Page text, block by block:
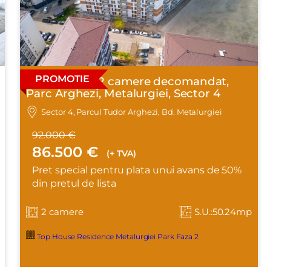
PROMOTIE
Apartament 2 camere decomandat,
Parc Arghezi, Metalurgiei, Sector 4
Sector 4, Parcul Tudor Arghezi, Bd. Metalurgiei
92.000 €
86.500 € (+ TVA)
Pret special pentru plata unui avans de 50%
din pretul de lista
2 camere S.U.:50.24mp
Top House Residence Metalurgiei Park Faza 2